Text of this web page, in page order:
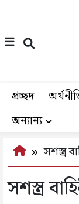
প্রচ্ছদ
অন্যান্য
সশস্ত্র
সশস্ত্র